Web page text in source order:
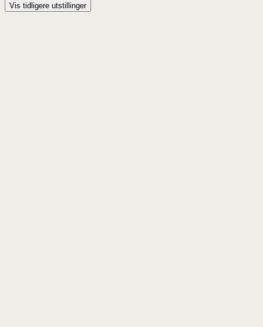
Vis tidligere utstillinger